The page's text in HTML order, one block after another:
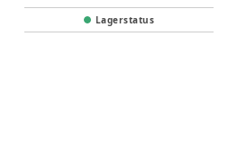
Lagerstatus